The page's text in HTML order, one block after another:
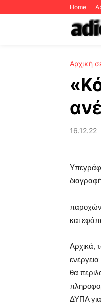
Home
Αρχική
16.12.22
παροχών
και
Αρχικά,
θα
ΔΥΠΑ για